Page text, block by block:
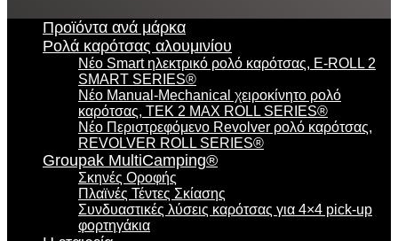
Προϊόντα ανά μάρκα
Ρολά καρότσας αλουμινίου
Νέο Smart ηλεκτρικό ρολό καρότσας, E-ROLL 2
SMART SERIES®
Νέο Manual-Mechanical χειροκίνητο ρολό
καρότσας, TEK 2 MAX ROLL SERIES®
Νέο Περιστρεφόμενο Revolver ρολό καρότσας,
REVOLVER ROLL SERIES®
Groupak MultiCamping®
Σκηνές Οροφής
Πλαϊνές Τέντες Σκίασης
Συνδυαστικές λύσεις καρότσας για 4×4 pick-up
φορτηγάκια